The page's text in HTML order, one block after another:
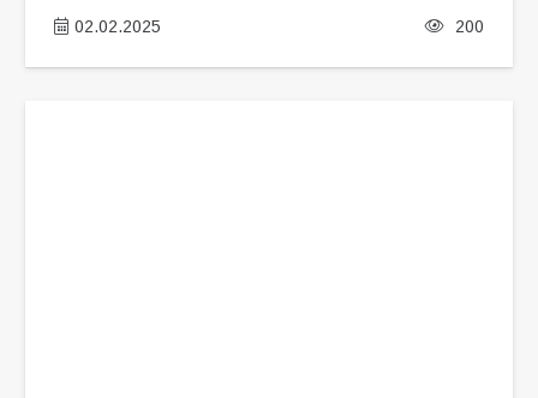
02.02.2025 200